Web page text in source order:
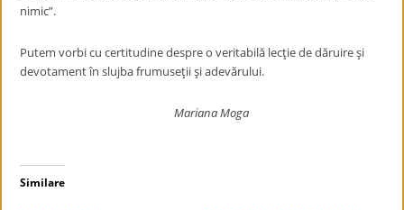
nimic”.
Putem vorbi cu certitudine despre o veritabilă lecţie de dăruire şi
devotament în slujba frumuseţii şi adevărului.
Mariana Moga
Similare